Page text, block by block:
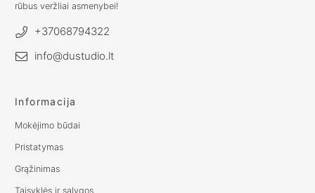
rūbus veržliai asmenybei!
+37068794322
info@dustudio.lt
Informacija
Mokėjimo būdai
Pristatymas
Grąžinimas
Taisyklės ir sąlygos